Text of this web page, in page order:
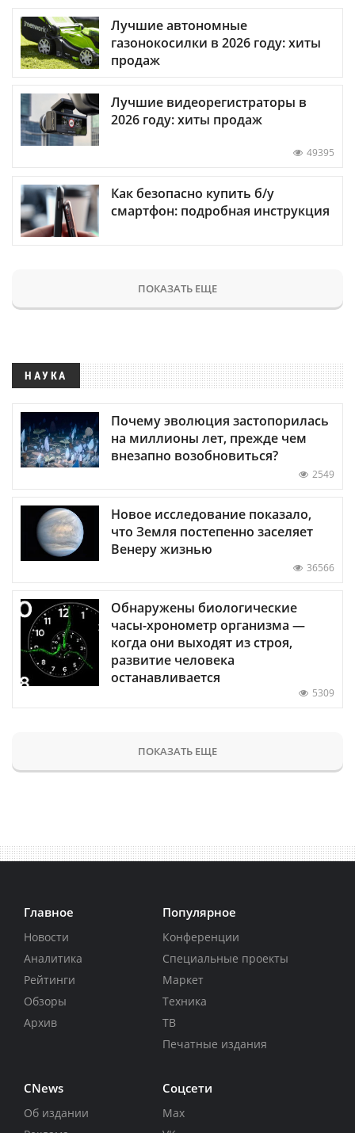
Лучшие автономные
газонокосилки в 2026 году: хиты
продаж
Лучшие видеорегистраторы в
2026 году: хиты продаж
49395
Как безопасно купить б/у
смартфон: подробная инструкция
ПОКАЗАТЬ ЕЩЕ
НАУКА
Почему эволюция застопорилась
на миллионы лет, прежде чем
внезапно возобновиться?
2549
Новое исследование показало,
что Земля постепенно заселяет
Венеру жизнью
36566
Обнаружены биологические
часы-хронометр организма —
когда они выходят из строя,
развитие человека
останавливается
5309
ПОКАЗАТЬ ЕЩЕ
Главное
Новости
Аналитика
Рейтинги
Обзоры
Архив
Популярное
Конференции
Специальные проекты
Маркет
Техника
ТВ
Печатные издания
CNews
Об издании
Соцсети
Max